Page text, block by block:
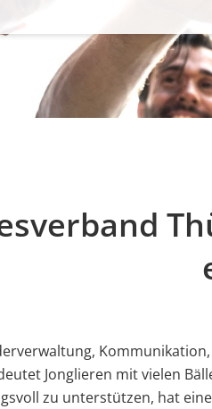
Jonglieren mit vielen
zu unterstützen, hat